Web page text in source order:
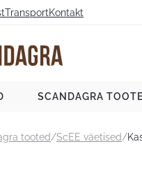
TransportKontakt
SCANDAGRA
tooted/ScEE väetised/